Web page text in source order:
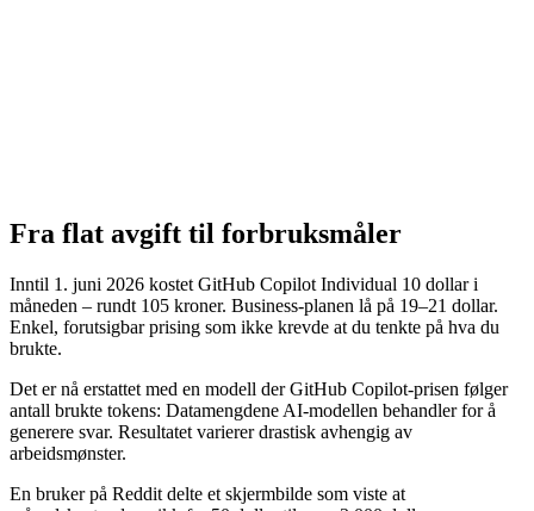
Fra flat avgift til forbruksmåler
Inntil 1. juni 2026 kostet GitHub Copilot Individual 10 dollar i
måneden – rundt 105 kroner. Business-planen lå på 19–21 dollar.
Enkel, forutsigbar prising som ikke krevde at du tenkte på hva du
brukte.
Det er nå erstattet med en modell der GitHub Copilot-prisen følger
antall brukte tokens: Datamengdene AI-modellen behandler for å
generere svar. Resultatet varierer drastisk avhengig av
arbeidsmønster.
En bruker på Reddit delte et skjermbilde som viste at